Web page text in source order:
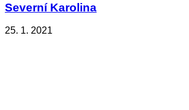
Severní Karolina
25. 1. 2021